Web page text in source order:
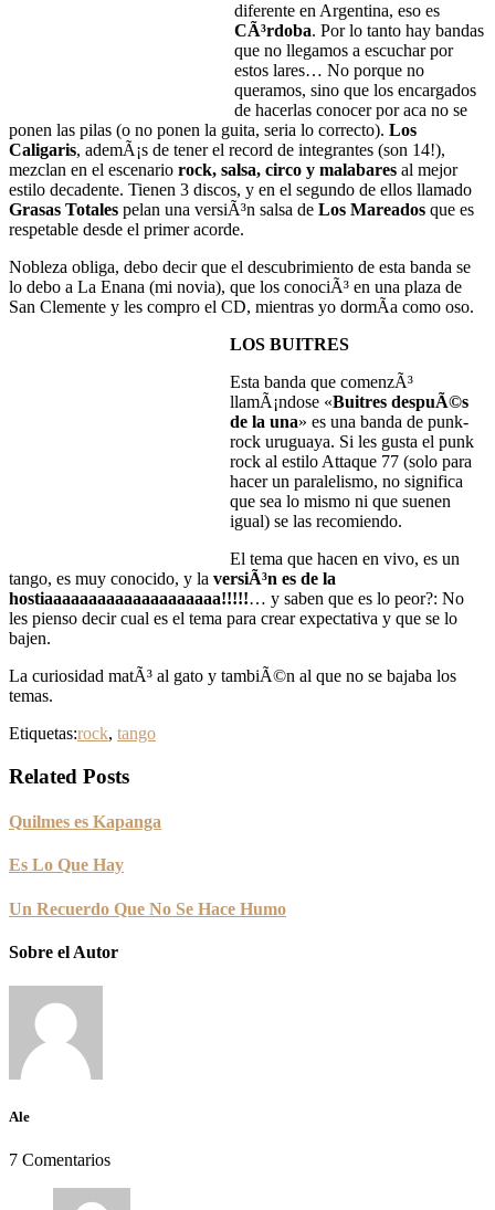
diferente en Argentina, eso es
CÃ³rdoba. Por lo tanto hay bandas
que no llegamos a escuchar por
estos lares… No porque no
queramos, sino que los encargados
de hacerlas conocer por aca no se
ponen las pilas (o no ponen la guita, seria lo correcto). Los
Caligaris, ademÃ¡s de tener el record de integrantes (son 14!),
mezclan en el escenario rock, salsa, circo y malabares al mejor
estilo decadente. Tienen 3 discos, y en el segundo de ellos llamado
Grasas Totales pelan una versiÃ³n salsa de Los Mareados que es
respetable desde el primer acorde.
Nobleza obliga, debo decir que el descubrimiento de esta banda se
lo debo a La Enana (mi novia), que los conociÃ³ en una plaza de
San Clemente y les compro el CD, mientras yo dormÃ­a como oso.
LOS BUITRES
Esta banda que comenzÃ³
llamÃ¡ndose «Buitres despuÃ©s
de la una» es una banda de punk-
rock uruguaya. Si les gusta el punk
rock al estilo Attaque 77 (solo para
hacer un paralelismo, no significa
que sea lo mismo ni que suenen
igual) se las recomiendo.
El tema que hacen en vivo, es un
tango, es muy conocido, y la versiÃ³n es de la
hostiaaaaaaaaaaaaaaaaaaaa!!!!!… y saben que es lo peor?: No
les pienso decir cual es el tema para crear expectativa y que se lo
bajen.
La curiosidad matÃ³ al gato y tambiÃ©n al que no se bajaba los
temas.
Etiquetas:rock, tango
Related Posts
Quilmes es Kapanga
Es Lo Que Hay
Un Recuerdo Que No Se Hace Humo
Sobre el Autor
Ale
7 Comentarios